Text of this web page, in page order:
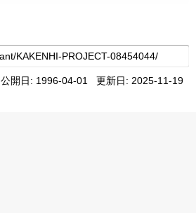
公開日: 1996-04-01 更新日: 2025-11-19